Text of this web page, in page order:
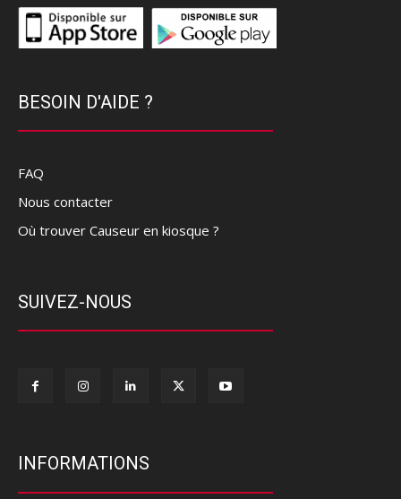
BESOIN D'AIDE ?
FAQ
Nous contacter
Où trouver Causeur en kiosque ?
SUIVEZ-NOUS
INFORMATIONS